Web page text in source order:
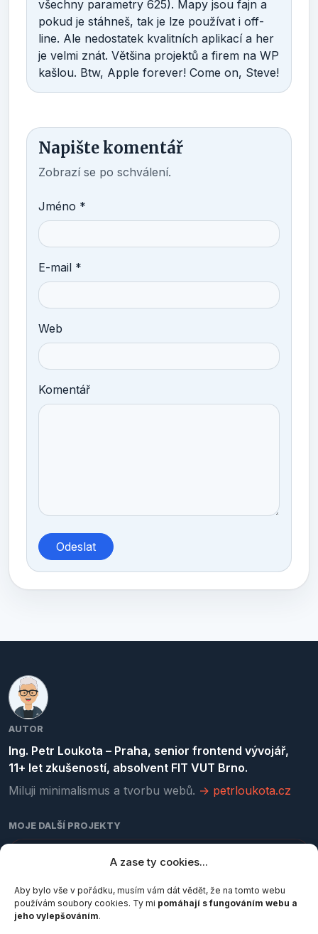
A zase ty cookies...
Aby bylo vše v pořádku, musím vám dát vědět, že na tomto webu
používám soubory cookies. Ty mi pomáhají s fungováním webu a
jeho vylepšováním.
všechny parametry 625). Mapy jsou fajn a
pokud je stáhneš, tak je lze používat i off-
line. Ale nedostatek kvalitních aplikací a her
je velmi znát. Většina projektů a firem na WP
kašlou. Btw, Apple forever! Come on, Steve!
Napište komentář
Zobrazí se po schválení.
Jméno *
E-mail *
Web
Komentář
AUTOR
Ing. Petr Loukota – Praha, senior frontend vývojář,
11+ let zkušeností, absolvent FIT VUT Brno.
Miluji minimalismus a tvorbu webů. → petrloukota.cz
MOJE DALŠÍ PROJEKTY
kurzy-programovani.cz